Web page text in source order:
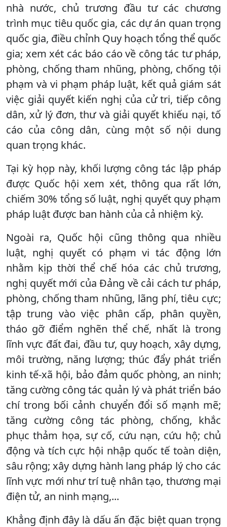
nhà nước, chủ trương đầu tư các chương
trình mục tiêu quốc gia, các dự án quan trọng
quốc gia, điều chỉnh Quy hoạch tổng thể quốc
gia; xem xét các báo cáo về công tác tư pháp,
phòng, chống tham nhũng, phòng, chống tội
phạm và vi phạm pháp luật, kết quả giám sát
việc giải quyết kiến nghị của cử tri, tiếp công
dân, xử lý đơn, thư và giải quyết khiếu nại, tố
cáo của công dân, cùng một số nội dung
quan trọng khác.
Tại kỳ họp này, khối lượng công tác lập pháp
được Quốc hội xem xét, thông qua rất lớn,
chiếm 30% tổng số luật, nghị quyết quy phạm
pháp luật được ban hành của cả nhiệm kỳ.
Ngoài ra, Quốc hội cũng thông qua nhiều
luật, nghị quyết có phạm vi tác động lớn
nhằm kịp thời thể chế hóa các chủ trương,
nghị quyết mới của Đảng về cải cách tư pháp,
phòng, chống tham nhũng, lãng phí, tiêu cực;
tập trung vào việc phân cấp, phân quyền,
tháo gỡ điểm nghẽn thể chế, nhất là trong
lĩnh vực đất đai, đầu tư, quy hoạch, xây dựng,
môi trường, năng lượng; thúc đẩy phát triển
kinh tế-xã hội, bảo đảm quốc phòng, an ninh;
tăng cường công tác quản lý và phát triển báo
chí trong bối cảnh chuyển đổi số mạnh mẽ;
tăng cường công tác phòng, chống, khắc
phục thảm họa, sự cố, cứu nạn, cứu hộ; chủ
động và tích cực hội nhập quốc tế toàn diện,
sâu rộng; xây dựng hành lang pháp lý cho các
lĩnh vực mới như trí tuệ nhân tạo, thương mại
điện tử, an ninh mạng,...
Khẳng định đây là dấu ấn đặc biệt quan trọng